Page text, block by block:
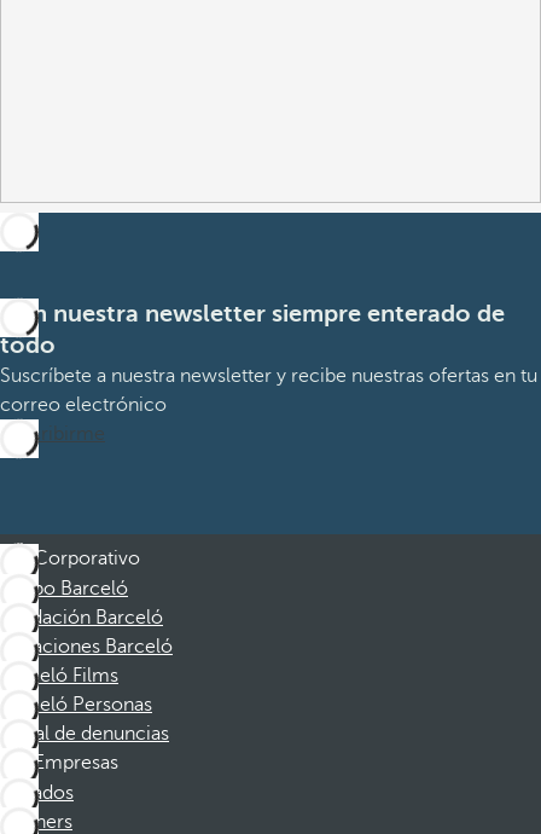
Con nuestra newsletter siempre enterado de
todo
Suscríbete a nuestra newsletter y recibe nuestras ofertas en tu
correo electrónico
Suscribirme
Corporativo
Grupo Barceló
Fundación Barceló
Vacaciones Barceló
Barceló Films
Barceló Personas
Canal de denuncias
Empresas
Afiliados
Partners